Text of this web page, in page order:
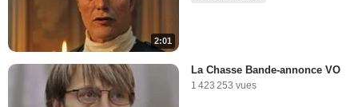
2:01
La Chasse Bande-annonce VO
1 423 253 vues